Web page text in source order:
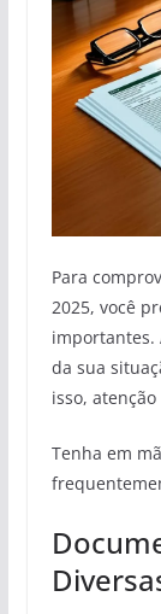
Para
2025, você
importantes.
da sua
isso,
Tenha em